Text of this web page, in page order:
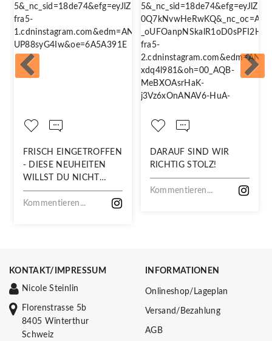
FRISCH EINGETROFFEN
- DIESE NEUHEITEN
WILLST DU NICHT
VERPASSEN!
Kommentieren...
DARAUF SIND WIR
RICHTIG STOLZ!
Kommentieren...
KONTAKT/IMPRESSUM
Nicole Steinlin
Florenstrasse 5b
8405 Winterthur
Schweiz
INFORMATIONEN
Onlineshop/Lageplan
Versand/Bezahlung
AGB